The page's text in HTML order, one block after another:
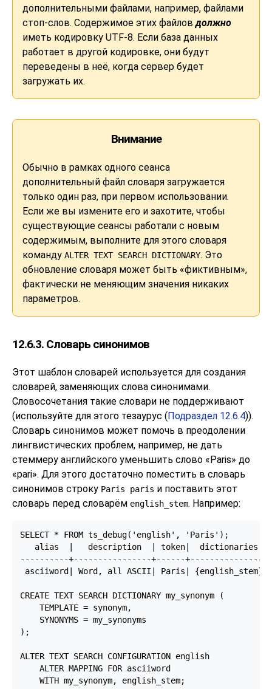
дополнительными файлами, например, файлами
стоп-слов. Содержимое этих файловдолжно
иметь кодировку UTF-8. Если база данных
работает в другой кодировке, они будут
переведены в неё, когда сервер будет
загружать их.
Внимание
Обычно в рамках одного сеанса
дополнительный файл словаря загружается
только один раз, при первом использовании.
Если же вы измените его и захотите, чтобы
существующие сеансы работали с новым
содержимым, выполните для этого словаря
команду ALTER TEXT SEARCH DICTIONARY. Это
обновление словаря может быть «фиктивным»,
фактически не меняющим значения никаких
параметров.
12.6.3. Словарь синонимов
Этот шаблон словарей используется для создания
словарей, заменяющих слова синонимами.
Словосочетания такие словари не поддерживают
(используйте для этого тезаурус (Подраздел 12.6.4)).
Словарь синонимов может помочь в преодолении
лингвистических проблем, например, не дать
стеммеру английского уменьшить слово «Paris» до
«pari». Для этого достаточно поместить в словарь
синонимов строку Paris paris и поставить этот
словарь перед словарём english_stem. Например:
SELECT * FROM ts_debug('english', 'Paris');
alias  |   description  | token|  dictionaries |
----------+----------------+------+---------------
asciiword| Word, all ASCII| Paris|
CREATE TEXT SEARCH DICTIONARY my_synonym (
    TEMPLATE = synonym,
    SYNONYMS = my_synonyms
);
ALTER TEXT SEARCH CONFIGURATION english
    ALTER MAPPING FOR asciiword
    WITH my_synonym, english_stem;